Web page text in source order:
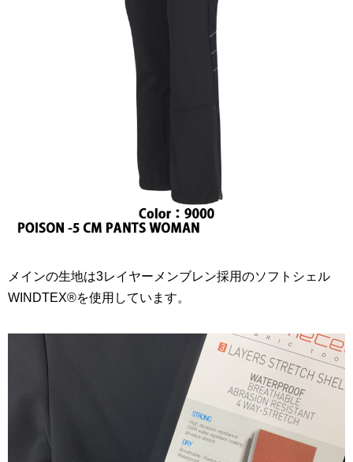
メインの生地は3レイヤーメンブレン採用のソフトシェル
WINDTEX®を使用しています。